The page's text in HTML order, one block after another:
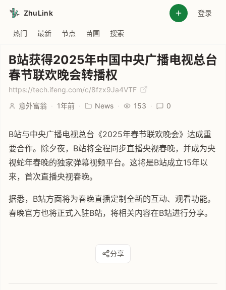
ZhuLink 登录
热门 最新 节点 苗圃 搜索
B站获得2025年中国中央广播电视总台
春节联欢晚会转播权
https://tech.ifeng.com/c/8fzx9Ja4VTF
意外富翁 · 1年前 · News · 153 · 0
B站与中央广播电视总台《2025年春节联欢晚会》达成重
要合作。除夕夜，B站将全程同步直播央视春晚，并成为央
视蛇年春晚的独家弹幕视频平台。这将是B站成立15年以
来，首次直播央视春晚。
据悉，B站方面将为春晚直播定制全新的互动、观看功能。
春晚官方也将正式入驻B站，将相关内容在B站进行分享。
分享